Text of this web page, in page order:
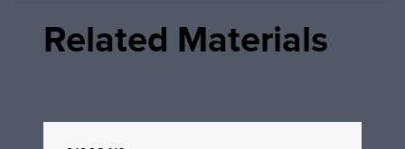
Related Materials